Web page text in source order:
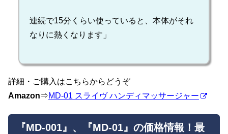
連続で15分くらい使っていると、本体がそれ
なりに熱くなります」
詳細・ご購入はこちらからどうぞ
Amazon⇒MD-01 スライヴ ハンディマッサージャー
『MD-001』、『MD-01』の価格情報！最